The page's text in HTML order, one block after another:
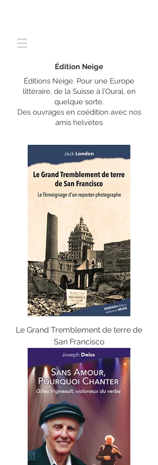
Édition Neige
Éditions Neige. Pour une Europe
littéraire, de la Suisse à l’Oural, en
quelque sorte.
Des ouvrages en coédition avec nos
amis helvètes
Le Grand Tremblement de terre de
San Francisco